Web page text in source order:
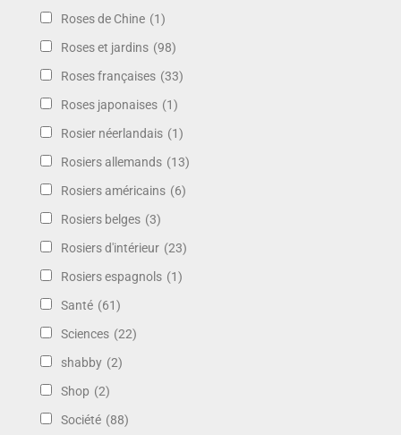
Roses de Chine (1)
Roses et jardins (98)
Roses françaises (33)
Roses japonaises (1)
Rosier néerlandais (1)
Rosiers allemands (13)
Rosiers américains (6)
Rosiers belges (3)
Rosiers d'intérieur (23)
Rosiers espagnols (1)
Santé (61)
Sciences (22)
shabby (2)
Shop (2)
Société (88)